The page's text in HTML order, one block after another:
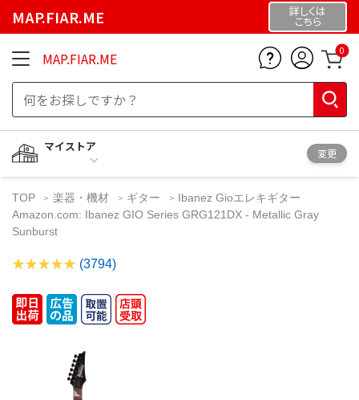
MAP.FIAR.ME 詳しくは
こちら
MAP.FIAR.ME 0
マイストア
変更
TOP 楽器・機材 ギター
Ibanez Gioエレキギター
Amazon.com: Ibanez GIO Series GRG121DX - Metallic Gray
Sunburst
(3794)